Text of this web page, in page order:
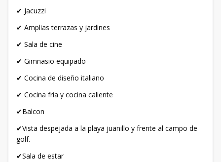
✔ Jacuzzi
✔ Amplias terrazas y jardines
✔ Sala de cine
✔ Gimnasio equipado
✔ Cocina de diseño italiano
✔ Cocina fria y cocina caliente
✔Balcon
✔Vista despejada a la playa juanillo y frente al campo de
golf.
✔Sala de estar